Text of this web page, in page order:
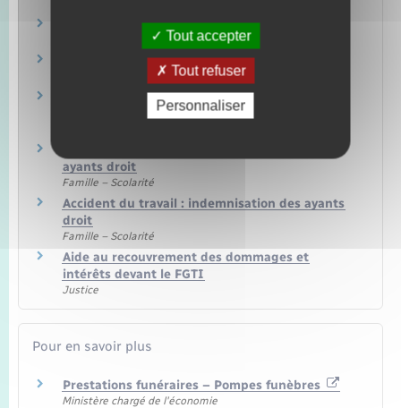
Allocation de soutien familial
Famille – Scolarité
Saisine du tribunal
Accident de la route : indemnisation par le
ayants droit
Famille – Scolarité
Accident du travail : indemnisation des ayants
droit
Famille – Scolarité
Aide au recouvrement des dommages et
intérêts devant le FGTI
Justice
Pour en savoir plus
Prestations funéraires – Pompes funèbres
Ministère chargé de l'économie
Tout accepter
Tout refuser
Personnaliser